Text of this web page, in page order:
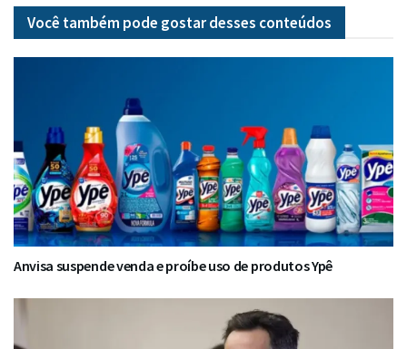
Você também pode gostar desses conteúdos
Anvisa suspende venda e proíbe uso de produtos Ypê